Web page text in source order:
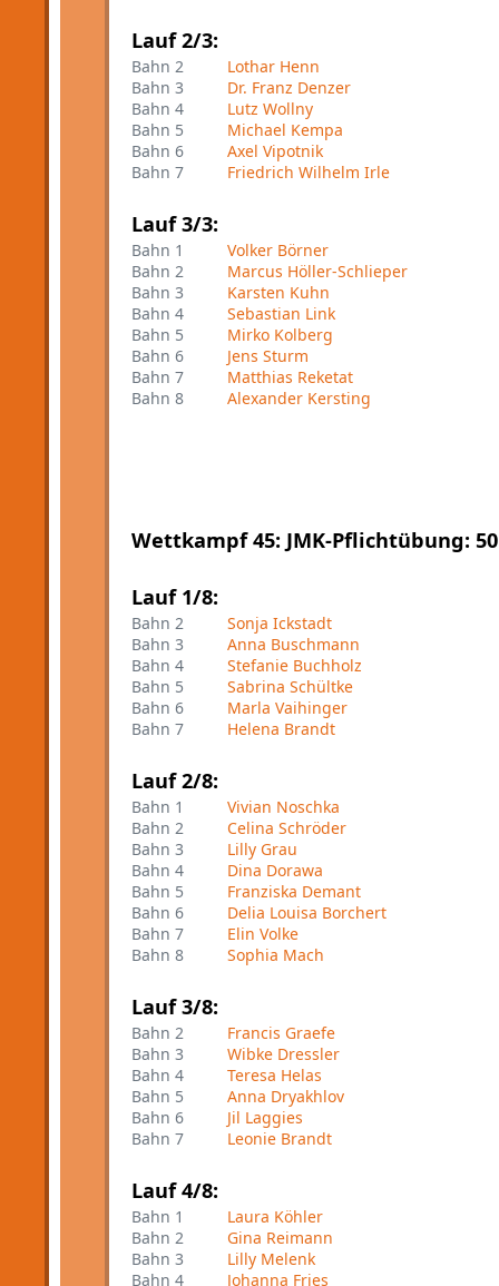
Lauf 2/3:
Bahn 2
Lothar Henn
Bahn 3
Dr. Franz Denzer
Bahn 4
Lutz Wollny
Bahn 5
Michael Kempa
Bahn 6
Axel Vipotnik
Bahn 7
Friedrich Wilhelm Irle
Lauf 3/3:
Bahn 1
Volker Börner
Bahn 2
Marcus Höller-Schlieper
Bahn 3
Karsten Kuhn
Bahn 4
Sebastian Link
Bahn 5
Mirko Kolberg
Bahn 6
Jens Sturm
Bahn 7
Matthias Reketat
Bahn 8
Alexander Kersting
Wettkampf 45: JMK-Pflichtübung:
Lauf 1/8:
Bahn 2
Sonja Ickstadt
Bahn 3
Anna Buschmann
Bahn 4
Stefanie Buchholz
Bahn 5
Sabrina Schültke
Bahn 6
Marla Vaihinger
Bahn 7
Helena Brandt
Lauf 2/8:
Bahn 1
Vivian Noschka
Bahn 2
Celina Schröder
Bahn 3
Lilly Grau
Bahn 4
Dina Dorawa
Bahn 5
Franziska Demant
Bahn 6
Delia Louisa Borchert
Bahn 7
Elin Volke
Bahn 8
Sophia Mach
Lauf 3/8:
Bahn 2
Francis Graefe
Bahn 3
Wibke Dressler
Bahn 4
Teresa Helas
Bahn 5
Anna Dryakhlov
Bahn 6
Jil Laggies
Bahn 7
Leonie Brandt
Lauf 4/8:
Bahn 1
Laura Köhler
Bahn 2
Gina Reimann
Bahn 3
Lilly Melenk
Bahn 4
Johanna Fries